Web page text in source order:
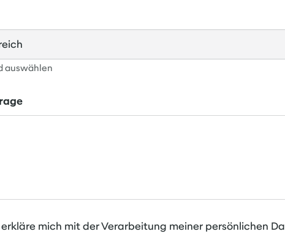
auswählen
mich mit der Verarbeitung meiner persönlichen